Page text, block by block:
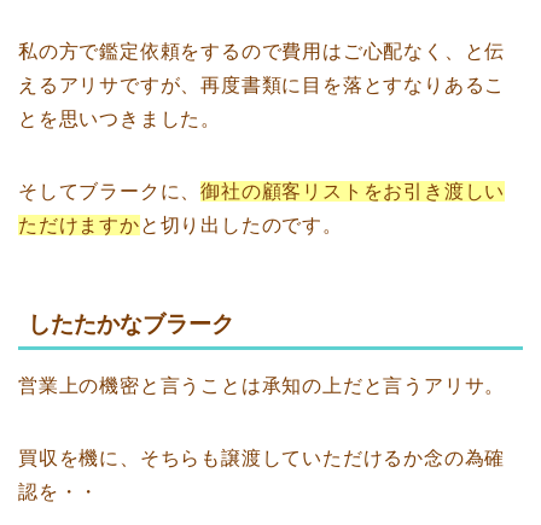
私の方で鑑定依頼をするので費用はご心配なく、と伝
えるアリサですが、再度書類に目を落とすなりあるこ
とを思いつきました。
そしてブラークに、御社の顧客リストをお引き渡しい
ただけますかと切り出したのです。
したたかなブラーク
営業上の機密と言うことは承知の上だと言うアリサ。
買収を機に、そちらも譲渡していただけるか念の為確
認を・・